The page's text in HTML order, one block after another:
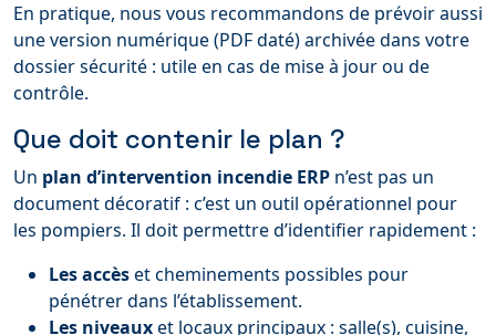
En pratique, nous vous recommandons de prévoir aussi
une version numérique (PDF daté) archivée dans votre
dossier sécurité : utile en cas de mise à jour ou de
contrôle.
Que doit contenir le plan ?
Un plan d’intervention incendie ERP n’est pas un
document décoratif : c’est un outil opérationnel pour
les pompiers. Il doit permettre d’identifier rapidement :
Les accèset cheminements possibles pour
pénétrer dans l’établissement.
Les niveauxet locaux principaux : salle(s), cuisine,